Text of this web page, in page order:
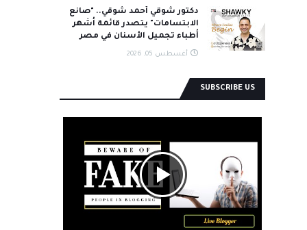
دكتور شوقي أحمد شوقي.. "صانع
الابتسامات" يتصدر قائمة أشهر
أطباء تجميل الأسنان في مصر
أغسطس 05, 2026
SUBSCRIBE US